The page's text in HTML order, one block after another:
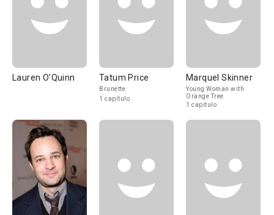
Lauren O'Quinn Tatum Price
Brunette
1 capítulo
Marquel Skinner
Young Woman with
Orange Tree
1 capítulo